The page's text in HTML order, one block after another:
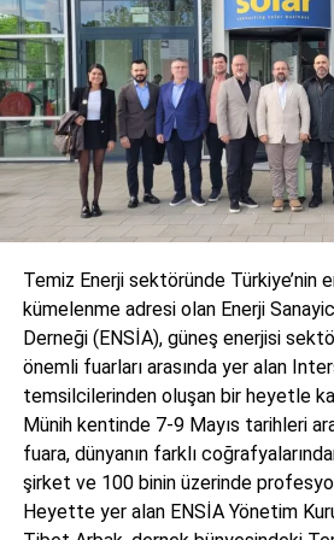
DON'T MISS
GES’ten Atatürk ve Keban Barajı
üretmek mümkün mü?
Editör
Türkiye endüstrisine, alana özel,
MONETA Tanıtım’ın sektörel
yapmaktayım. Yeni nesil, dinamik
basılı mecralarda içerik geliştirmek için
Yarının enerji sistemlerini
SolarVizyon 2025 tasarlanırken temel
bugünü değil, yarının enerji
ürünlerin sergilendiği değil kalıcı iş
yalnızca ziyaret edilen değil gerçek
platform oluşturmaktı. Bu vizyon
bilgi paylaşımı, teknoloji tanıtımı
aynı çatı altında buluşturan bütüncül
Açılışta enerji dönüşümüne dair
SolarVizyon 2025’in açılış
Ankara Sanayi Odası (ASO) Yönetim
Ardıç, güneş enerjisinin iklim
enerji arz güvenliğinin
üstlendiğini vurguladı. Ardıç,
genelinde 451 gigavat yeni güneş
devreye alındığını belirterek, bu
Temiz Enerji sektöründe Türkiye’nin
kümelenme adresi olan Enerji
Derneği (ENSİA), güneş enerjisi
önemli fuarları arasında yer alan
temsilcilerinden oluşan bir heyetle
Münih kentinde 7-9 Mayıs tarihleri
fuara, dünyanın farklı
şirket ve 100 binin üzerinde
Heyette yer alan ENSİA Yönetim